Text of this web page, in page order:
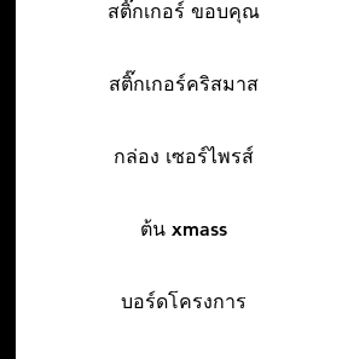
สติ๊กเกอร์ ขอบคุณ
สติ๊กเกอร์คริสมาส
กล่อง เซอร์ไพรส์
ต้น xmass
บอร์ดโครงการ